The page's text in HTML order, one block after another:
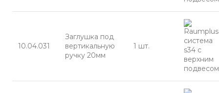
10.04.031
Заглушка под
вертикальную
ручку 20мм
1 шт.